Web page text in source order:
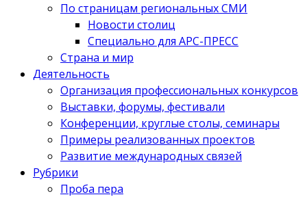
По страницам региональных СМИ
Новости столиц
Специально для АРС-ПРЕСС
Страна и мир
Деятельность
Организация профессиональных конкурсов
Выставки, форумы, фестивали
Конференции, круглые столы, семинары
Примеры реализованных проектов
Развитие международных связей
Рубрики
Проба пера